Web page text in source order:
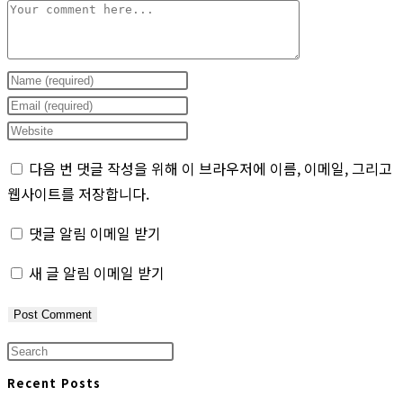
Comment
Enter
your
name
username
to
comment
Enter
your
address
to
comment
Enter
website
URL
(optional)
다음 번 댓글 작성을 위해 이 브라우저에 이름, 이메일, 그리고
웹사이트를 저장합니다.
댓글 알림 이메일 받기
새 글 알림 이메일 받기
Press
Recent Posts